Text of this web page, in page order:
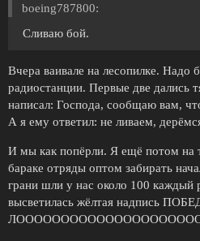
boeing787800:
Сливаю бой.
Вчера ваивале на лесопилке. Надо
радиостанции. Первые две дались
написал: Господа, сообщаю вам,
А я ему ответил: не ливаем,
И мы как попёрли. Я ещё потом на
бараке отряды оптом забирать
грани шли у нас около 100 каждый
высветилась жёлтая надпись